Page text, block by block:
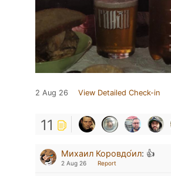
2 Aug 26 View Detailed Check-in
11
Михаил Коровдо́ил: 👍
2 Aug 26 Report